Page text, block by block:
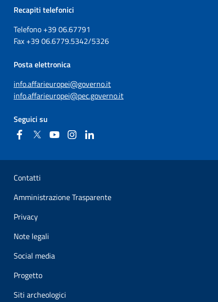
Recapiti telefonici
Telefono +3906.67791
Fax +3906.6779.5342/5326
Posta elettronica
info.affarieuropei@governo.it
info.affarieuropei@pec.governo.it
Seguici su
FacebookTwitter YouTubeInstagram
Sezione Link Utili
Contatti
Amministrazione Trasparente
Privacy
Note legali
Social media
Progetto
Siti archeologici